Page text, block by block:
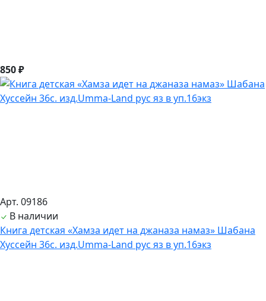
850 ₽
Арт. 09186
В наличии
Книга детская «Хамза идет на джаназа намаз» Шабана
Хуссейн 36с. изд.Umma-Land рус яз в уп.16экз